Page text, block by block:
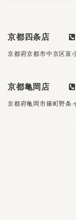
京都四条店
京都府京都市中京区富
京都亀岡店
京都府亀岡市篠町野条